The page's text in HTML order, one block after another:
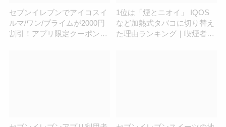
セブンイレブンでアイコスイ
ルマ/ワン/プライムが2000円
割引！アプリ限定クーポンが
1位は「煙とニオイ」 IQOS
など加熱式タバコに切り替え
た理由ランキング｜喫煙者の